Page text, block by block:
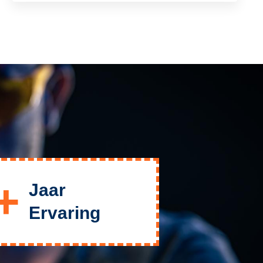
Jaar
Ervaring